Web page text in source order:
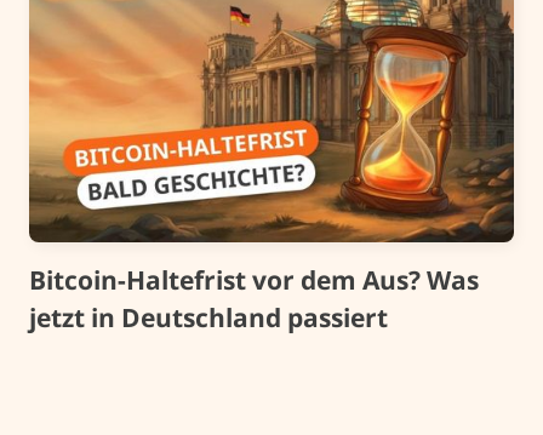
Bitcoin-Haltefrist vor dem Aus? Was
jetzt in Deutschland passiert